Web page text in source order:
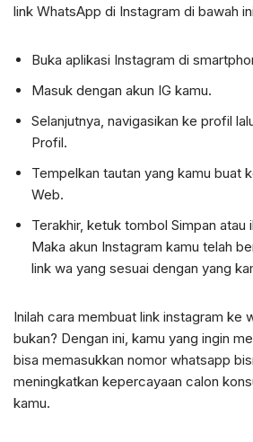
link WhatsApp di Instagram di bawah
Buka aplikasi Instagram di
Masuk dengan akun IG kamu.
Selanjutnya, navigasikan ke profil
Profil.
Tempelkan tautan yang kamu buat
Web.
Terakhir, ketuk tombol Simpan atau
Maka akun Instagram kamu telah
link wa yang sesuai dengan yang
Inilah cara membuat link instagram ke
bukan? Dengan ini, kamu yang ingin
bisa memasukkan nomor whatsapp
meningkatkan kepercayaan calon
kamu.